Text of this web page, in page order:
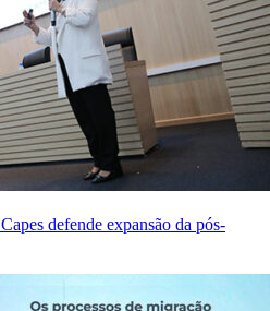
defende expansão da pós-